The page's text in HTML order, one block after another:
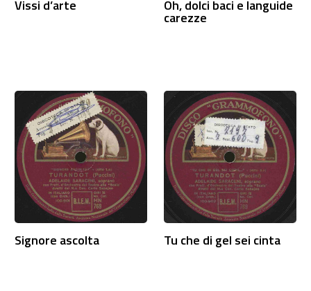
Vissi d’arte Oh, dolci baci e languide
carezze
Signore ascolta Tu che di gel sei cinta